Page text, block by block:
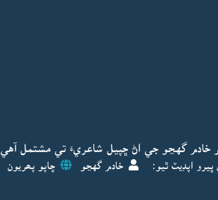
گهڃو جي اڻ ڇپيل شاعريءَ تي مشتمل آهي.
ڀيرو اپڊيٽ ٿيو: خادم گهڃو ڇاپو پھريون